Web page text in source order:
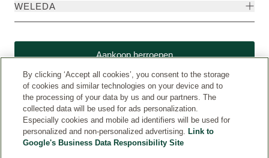
WELEDA
Aankoop herroepen
By clicking ‘Accept all cookies’, you consent to the storage
of cookies and similar technologies on your device and to
the processing of your data by us and our partners. The
collected data will be used for ads personalization.
Especially cookies and mobile ad identifiers will be used for
personalized and non-personalized advertising. Link to
Google's Business Data Responsibility Site